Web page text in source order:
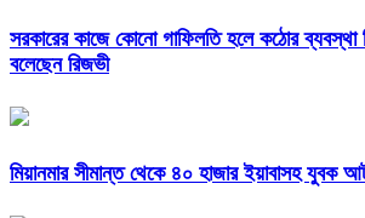
সরকারের কাজে কোনো গাফিলতি হলে কঠোর ব্যবস্থা
বলেছেন রিজভী
মিয়ানমার সীমান্ত থেকে ৪০ হাজার ইয়াবাসহ যুবক